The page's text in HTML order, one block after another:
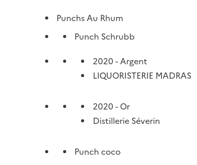
Punchs Au Rhum
Punch Schrubb
2020 - Argent
LIQUORISTERIE MADRAS
2020 - Or
Distillerie Séverin
Punch coco